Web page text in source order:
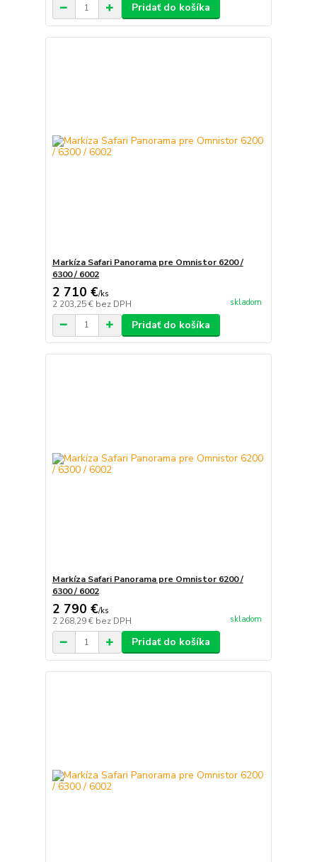
Pridať do košíka
Markíza Safari Panorama pre Omnistor 6200 /
6300 / 6002
2 710 €/ks
2 203,25 € bez DPH skladom
Pridať do košíka
Markíza Safari Panorama pre Omnistor 6200 /
6300 / 6002
2 790 €/ks
2 268,29 € bez DPH skladom
Pridať do košíka